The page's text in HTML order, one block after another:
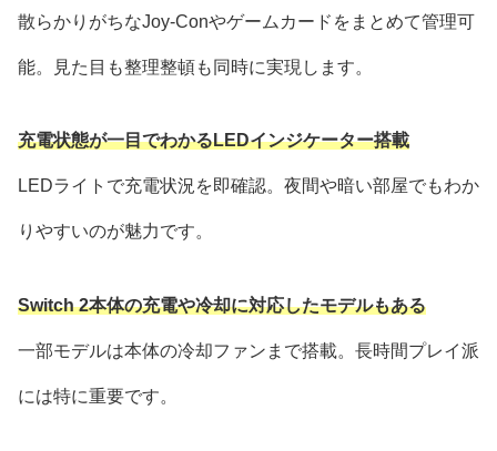
散らかりがちなJoy-Conやゲームカードをまとめて管理可
能。見た目も整理整頓も同時に実現します。
充電状態が一目でわかるLEDインジケーター搭載
LEDライトで充電状況を即確認。夜間や暗い部屋でもわか
りやすいのが魅力です。
Switch 2本体の充電や冷却に対応したモデルもある
一部モデルは本体の冷却ファンまで搭載。長時間プレイ派
には特に重要です。